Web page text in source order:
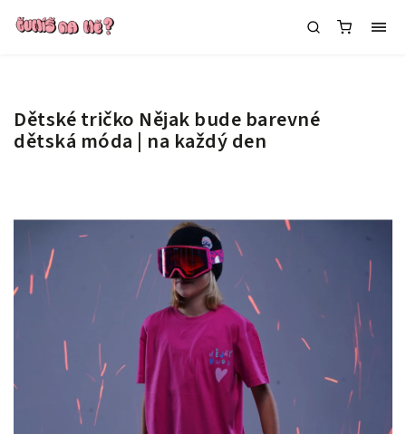
Dětské tričko Nějak bude barevné
dětská móda | na každý den